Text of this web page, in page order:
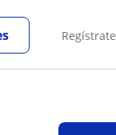
Regístrate